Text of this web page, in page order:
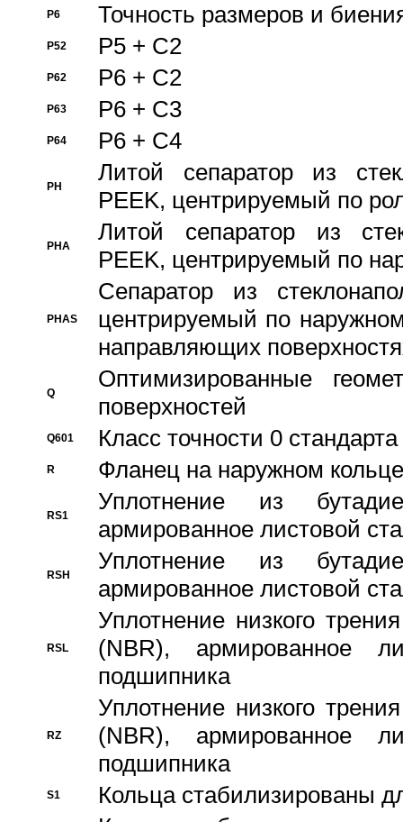
P6 Точность размеров и
P52 P5 + C2
P62 P6 + C2
P63 P6 + C3
P64 P6 + C4
PH
Литой сепаратор из
PEEK, центрируемый по
PHA
Литой сепаратор из
PEEK, центрируемый по
PHAS
Сепаратор из
центрируемый по
направляющих
Q
Оптимизированные
поверхностей
Q601 Класс точности 0
R Фланец на наружном кольце
RS1
Уплотнение из
армированное листовой
RSH
Уплотнение из
армированное листовой
RSL
Уплотнение низкого
(NBR), армированное
подшипника
RZ
Уплотнение низкого
(NBR), армированное
подшипника
S1 Кольца стабилизированы